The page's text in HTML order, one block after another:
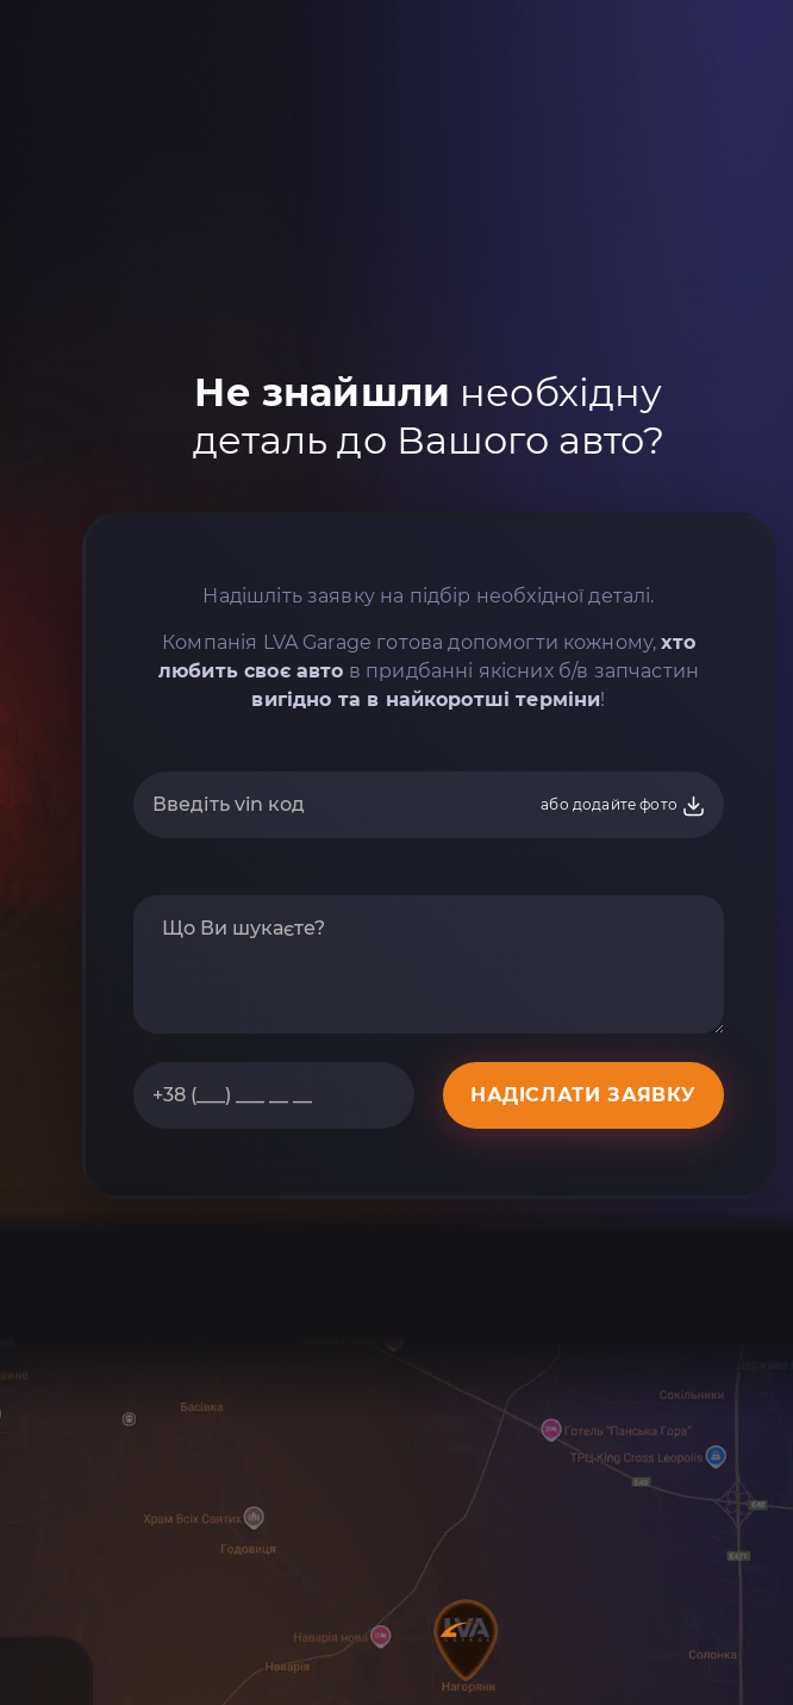
Не знайшли необхідну
деталь до Вашого авто?
Надішліть заявку на підбір необхідної деталі.
Компанія LVA Garage готова допомогти кожному,хто
любить своє авто в придбанні якісних б/в запчастин
вигідно та в найкоротші терміни!
або додайте фото
НАДІСЛАТИ ЗАЯВКУ